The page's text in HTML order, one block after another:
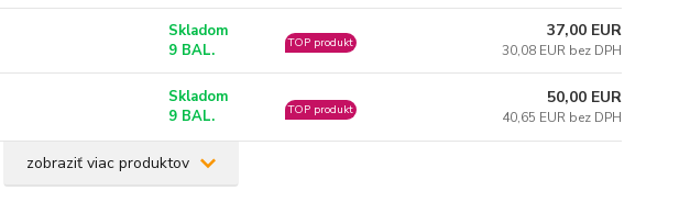
Skladom
9 BAL.
TOP produkt
37,00 EUR
30,08 EUR bez DPH
Skladom
9 BAL.
TOP produkt
50,00 EUR
40,65 EUR bez DPH
zobraziť viac produktov